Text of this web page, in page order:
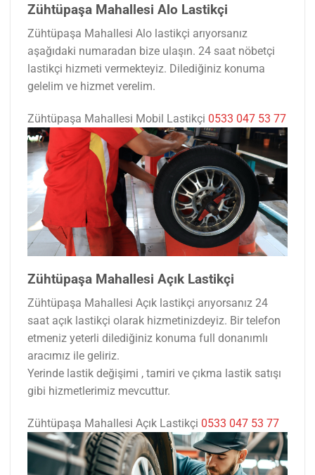
Zühtüpaşa Mahallesi Alo Lastikçi
Zühtüpaşa Mahallesi Alo lastikçi arıyorsanız
aşağıdaki numaradan bize ulaşın. 24 saat nöbetçi
lastikçi hizmeti vermekteyiz. Dilediğiniz konuma
gelelim ve hizmet verelim.
Zühtüpaşa Mahallesi Mobil Lastikçi 0533 047 53 77
Zühtüpaşa Mahallesi Açık Lastikçi
Zühtüpaşa Mahallesi Açık lastikçi arıyorsanız 24
saat açık lastikçi olarak hizmetinizdeyiz. Bir telefon
etmeniz yeterli dilediğiniz konuma full donanımlı
aracımız ile geliriz.
Yerinde lastik değişimi , tamiri ve çıkma lastik satışı
gibi hizmetlerimiz mevcuttur.
Zühtüpaşa Mahallesi Açık Lastikçi 0533 047 53 77